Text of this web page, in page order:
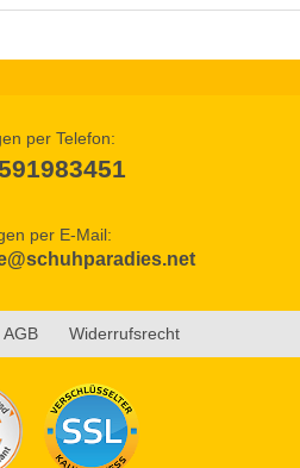
per Telefon:
per E-Mail:
AGB Widerrufsrecht